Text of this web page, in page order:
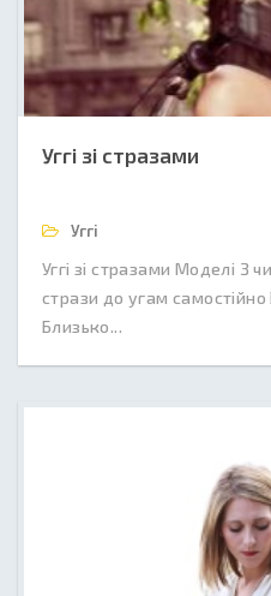
Уггі зі стразами
Уггі
Уггі зі стразами Моделі З
стрази до угам самостійно
Близько...